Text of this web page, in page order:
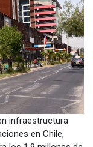
infraestructura
en Chile,